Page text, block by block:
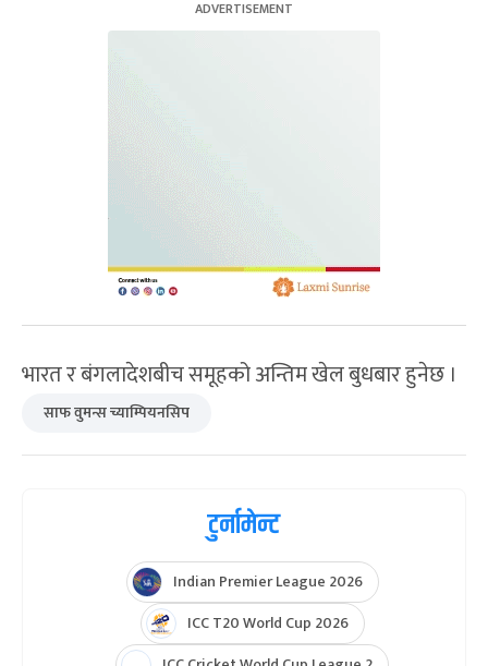
भारत र बंगलादेशबीच समूहको अन्तिम खेल बुधबार हुनेछ ।
साफ वुमन्स च्याम्पियनसिप
टुर्नामेन्ट
Indian Premier League 2026
ICC T20 World Cup 2026